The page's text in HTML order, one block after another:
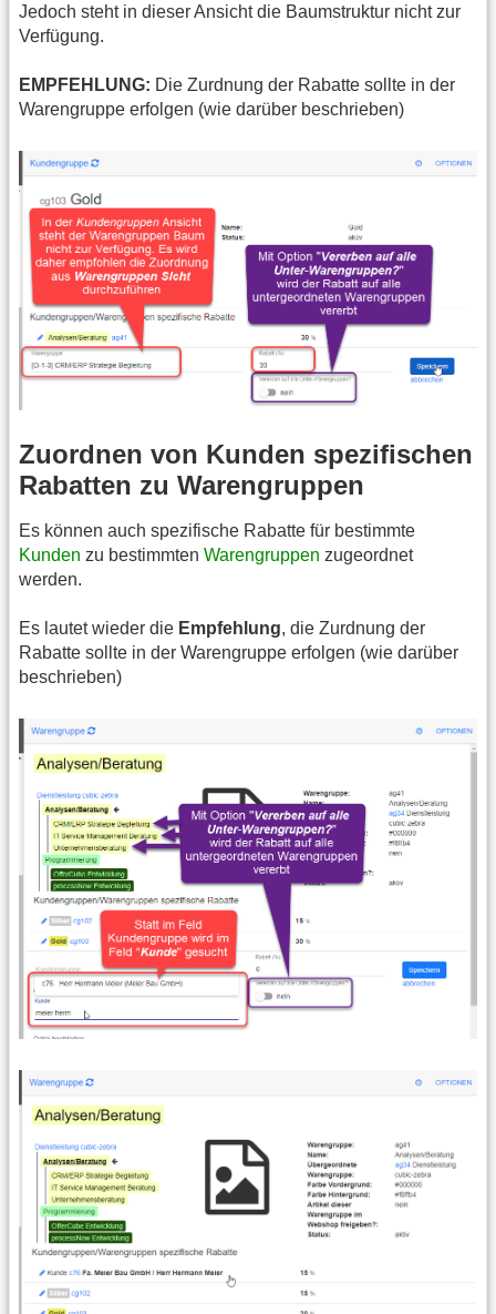
Jedoch steht in dieser Ansicht die Baumstruktur nicht zur
Verfügung.
EMPFEHLUNG: Die Zurdnung der Rabatte sollte in der
Warengruppe erfolgen (wie darüber beschrieben)
Zuordnen von Kunden spezifischen
Rabatten zu Warengruppen
Es können auch spezifische Rabatte für bestimmte
Kunden zu bestimmten Warengruppen zugeordnet
werden.
Es lautet wieder die Empfehlung, die Zurdnung der
Rabatte sollte in der Warengruppe erfolgen (wie darüber
beschrieben)